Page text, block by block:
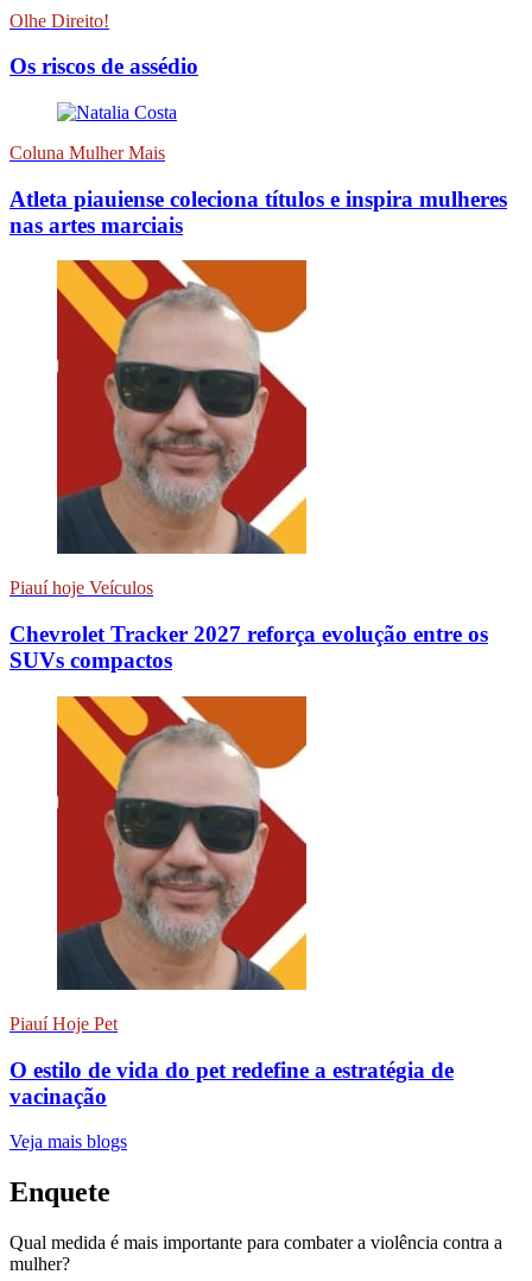
Olhe Direito!
Os riscos de assédio
Coluna Mulher Mais
Atleta piauiense coleciona títulos e inspira mulheres
nas artes marciais
Piauí hoje Veículos
Chevrolet Tracker 2027 reforça evolução entre os
SUVs compactos
Piauí Hoje Pet
O estilo de vida do pet redefine a estratégia de
vacinação
Veja mais blogs
Enquete
Qual medida é mais importante para combater a violência contra a
mulher?